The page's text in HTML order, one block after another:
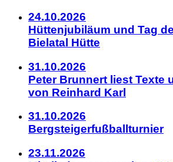
24.10.2026
Hüttenjubiläum und Tag
Bielatal Hütte
31.10.2026
Peter Brunnert liest Texte
von Reinhard Karl
31.10.2026
Bergsteigerfußballturnier
23.11.2026